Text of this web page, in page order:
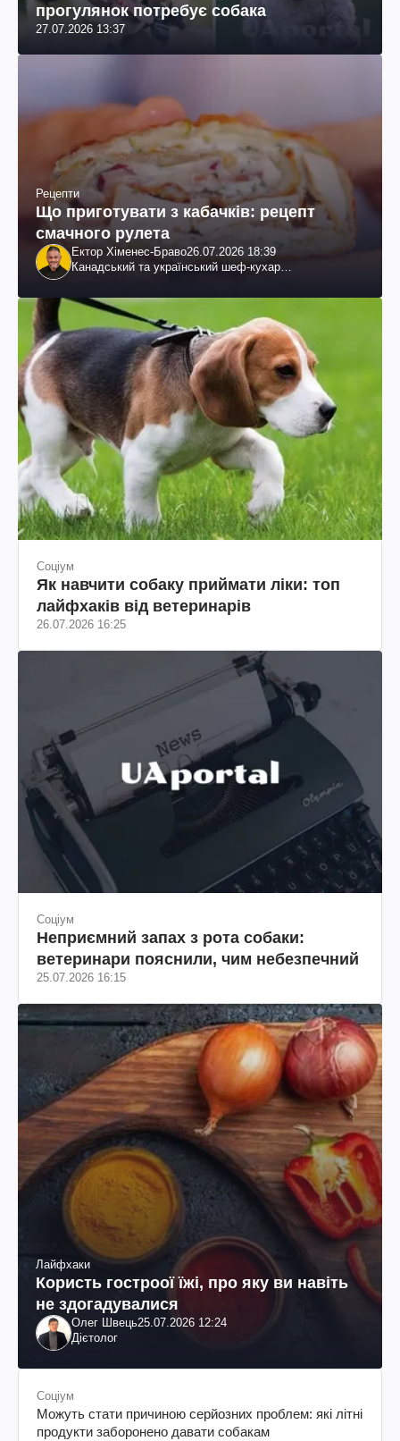
прогулянок потребує собака
27.07.2026 13:37
Рецепти
Що приготувати з кабачків: рецепт
смачного рулета
Ектор Хіменес-Браво26.07.2026 18:39
Канадський та український шеф-кухар
Соціум
Як навчити собаку приймати ліки: топ
лайфхаків від ветеринарів
26.07.2026 16:25
Соціум
Неприємний запах з рота собаки:
ветеринари пояснили, чим небезпечний
25.07.2026 16:15
Лайфхаки
Користь гостроої їжі, про яку ви навіть
не здогадувалися
Олег Швець25.07.2026 12:24
Дієтолог
Соціум
Можуть стати причиною серйозних проблем: які літні
продукти заборонено давати собакам